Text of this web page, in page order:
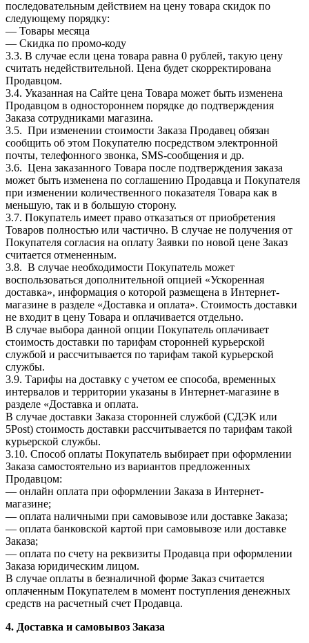
последовательным действием на цену товара скидок по
следующему порядку:
— Товары месяца
— Скидка по промо-коду
3.3. В случае если цена товара равна 0 рублей, такую цену
считать недействительной. Цена будет скорректирована
Продавцом.
3.4. Указанная на Сайте цена Товара может быть изменена
Продавцом в одностороннем порядке до подтверждения
Заказа сотрудниками магазина.
3.5. При изменении стоимости Заказа Продавец обязан
сообщить об этом Покупателю посредством электронной
почты, телефонного звонка, SMS-сообщения и др.
3.6. Цена заказанного Товара после подтверждения заказа
может быть изменена по соглашению Продавца и Покупателя
при изменении количественного показателя Товара как в
меньшую, так и в большую сторону.
3.7. Покупатель имеет право отказаться от приобретения
Товаров полностью или частично. В случае не получения от
Покупателя согласия на оплату Заявки по новой цене Заказ
считается отмененным.
3.8. В случае необходимости Покупатель может
воспользоваться дополнительной опцией «Ускоренная
доставка», информация о которой размещена в Интернет-
магазине в разделе «Доставка и оплата». Стоимость доставки
не входит в цену Товара и оплачивается отдельно.
В случае выбора данной опции Покупатель оплачивает
стоимость доставки по тарифам сторонней курьерской
службой и рассчитывается по тарифам такой курьерской
службы.
3.9. Тарифы на доставку с учетом ее способа, временных
интервалов и территории указаны в Интернет-магазине в
разделе «Доставка и оплата.
В случае доставки Заказа сторонней службой (СДЭК или
5Post) стоимость доставки рассчитывается по тарифам такой
курьерской службы.
3.10. Способ оплаты Покупатель выбирает при оформлении
Заказа самостоятельно из вариантов предложенных
Продавцом:
— онлайн оплата при оформлении Заказа в Интернет-
магазине;
— оплата наличными при самовывозе или доставке Заказа;
— оплата банковской картой при самовывозе или доставке
Заказа;
— оплата по счету на реквизиты Продавца при оформлении
Заказа юридическим лицом.
В случае оплаты в безналичной форме Заказ считается
оплаченным Покупателем в момент поступления денежных
средств на расчетный счет Продавца.
4. Доставка и самовывоз Заказа